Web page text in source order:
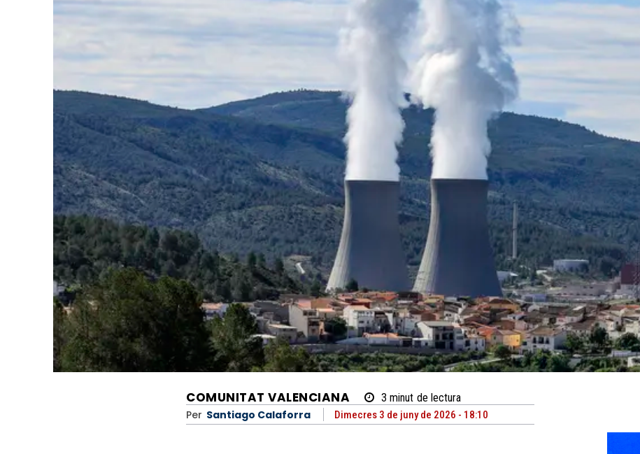
COMUNITAT VALENCIANA 3 minut de lectura
Per Santiago Calaforra Dimecres 3 de juny de 2026 - 18:10